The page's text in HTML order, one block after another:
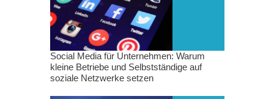
Social Media für Unternehmen: Warum
kleine Betriebe und Selbstständige auf
soziale Netzwerke setzen